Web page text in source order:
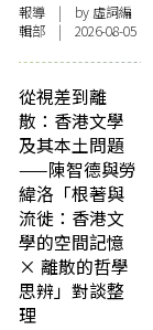
報導 | by 虛詞編
輯部 | 2026-08-05
從視差到離
散：香港文學
及其本土問題
——陳智德與勞
緯洛「根著與
流徙：香港文
學的空間記憶
× 離散的哲學
思辨」對談整
理